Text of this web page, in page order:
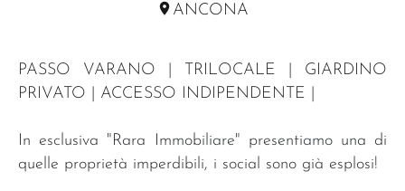
ANCONA
PASSO VARANO | TRILOCALE | GIARDINO
PRIVATO | ACCESSO INDIPENDENTE |
In esclusiva "Rara Immobiliare" presentiamo una di
quelle proprietà imperdibili, i social sono già esplosi!